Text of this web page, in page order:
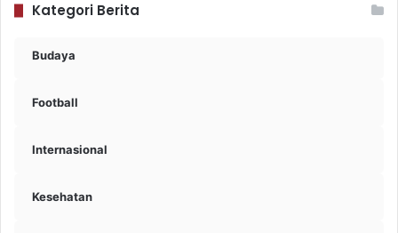
Kategori Berita
Budaya
Football
Internasional
Kesehatan